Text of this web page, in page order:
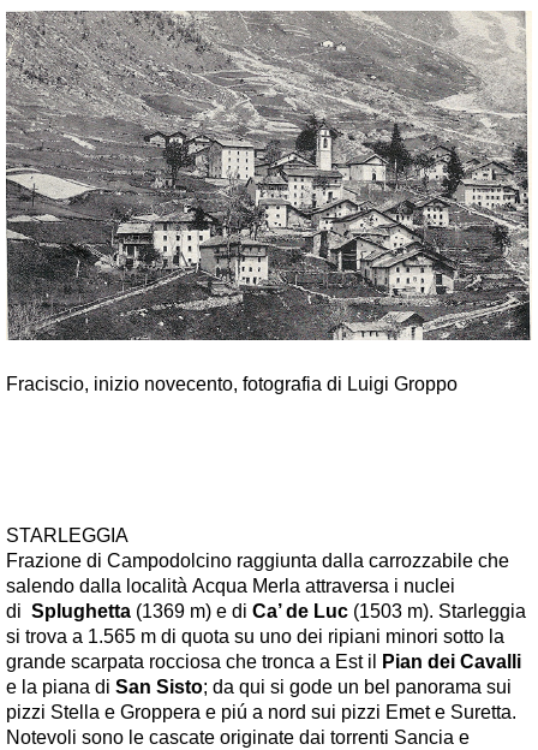
Fraciscio, inizio novecento, fotografia di Luigi Groppo
STARLEGGIA
Frazione di Campodolcino raggiunta dalla carrozzabile che
salendo dalla località Acqua Merla attraversa i nuclei
di Splughetta (1369 m) e di Ca’ de Luc (1503 m). Starleggia
si trova a 1.565 m di quota su uno dei ripiani minori sotto la
grande scarpata rocciosa che tronca a Est il
Pian dei Cavalli
e la piana di San Sisto; da qui si gode un bel panorama sui
pizzi Stella e Groppera e piú a nord sui pizzi Emet e Suretta.
Notevoli sono le cascate originate dai torrenti Sancia e